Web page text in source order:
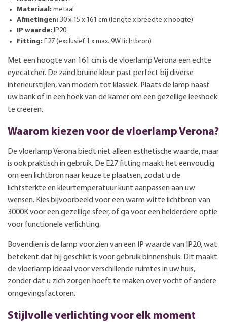
Materiaal: metaal
Afmetingen: 30 x 15 x 161 cm (lengte x breedte x hoogte)
IP waarde: IP20
Fitting: E27 (exclusief 1 x max. 9W lichtbron)
Met een hoogte van 161 cm is de vloerlamp Verona een echte
eyecatcher. De zand bruine kleur past perfect bij diverse
interieurstijlen, van modern tot klassiek. Plaats de lamp naast
uw bank of in een hoek van de kamer om een gezellige leeshoek
te creëren.
Waarom kiezen voor de vloerlamp Verona?
De vloerlamp Verona biedt niet alleen esthetische waarde, maar
is ook praktisch in gebruik. De E27 fitting maakt het eenvoudig
om een lichtbron naar keuze te plaatsen, zodat u de
lichtsterkte en kleurtemperatuur kunt aanpassen aan uw
wensen. Kies bijvoorbeeld voor een warm witte lichtbron van
3000K voor een gezellige sfeer, of ga voor een helderdere optie
voor functionele verlichting.
Bovendien is de lamp voorzien van een IP waarde van IP20, wat
betekent dat hij geschikt is voor gebruik binnenshuis. Dit maakt
de vloerlamp ideaal voor verschillende ruimtes in uw huis,
zonder dat u zich zorgen hoeft te maken over vocht of andere
omgevingsfactoren.
Stijlvolle verlichting voor elk moment